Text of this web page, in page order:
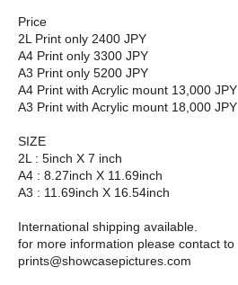
Price
2L Print only 2400 JPY
A4 Print only 3300 JPY
A3 Print only 5200 JPY
A4 Print with Acrylic mount 13,000 JPY
A3 Print with Acrylic mount 18,000 JPY
SIZE
2L : 5inch X 7 inch
A4 : 8.27inch X 11.69inch
A3 : 11.69inch X 16.54inch
International shipping available.
for more information please contact to
prints@showcasepictures.com